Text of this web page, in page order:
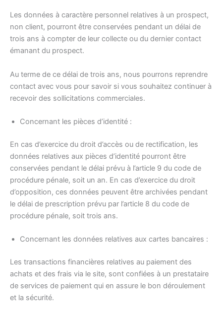
Les données à caractère personnel relatives à un prospect,
non client, pourront être conservées pendant un délai de
trois ans à compter de leur collecte ou du dernier contact
émanant du prospect.
Au terme de ce délai de trois ans, nous pourrons reprendre
contact avec vous pour savoir si vous souhaitez continuer à
recevoir des sollicitations commerciales.
Concernant les pièces d’identité :
En cas d’exercice du droit d’accès ou de rectification, les
données relatives aux pièces d’identité pourront être
conservées pendant le délai prévu à l’article 9 du code de
procédure pénale, soit un an. En cas d’exercice du droit
d’opposition, ces données peuvent être archivées pendant
le délai de prescription prévu par l’article 8 du code de
procédure pénale, soit trois ans.
Concernant les données relatives aux cartes bancaires :
Les transactions financières relatives au paiement des
achats et des frais via le site, sont confiées à un prestataire
de services de paiement qui en assure le bon déroulement
et la sécurité.